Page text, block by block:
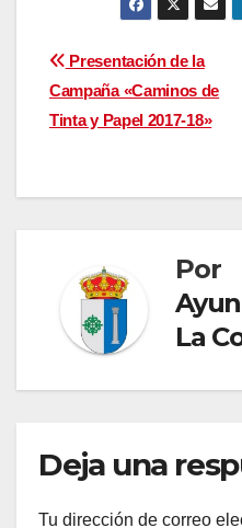
Navegación
de
Presentación de la
Campaña «Caminos de
Tinta y Papel 2017-18»
Por
La
Deja una
Tu dirección de correo